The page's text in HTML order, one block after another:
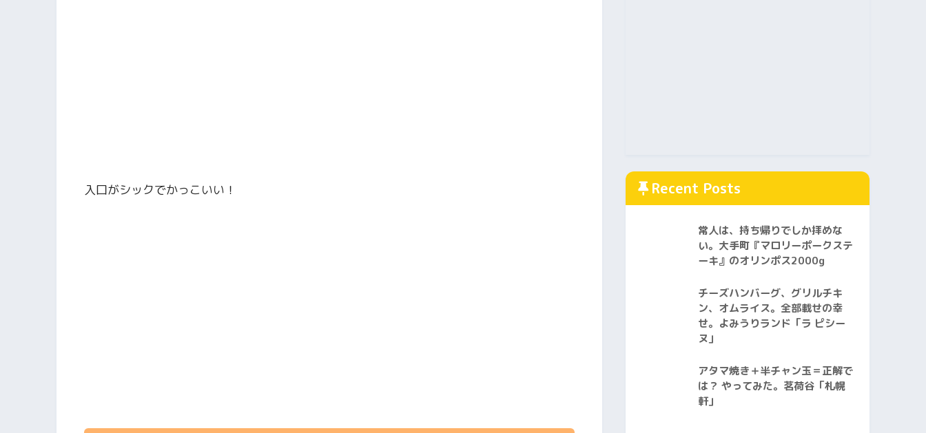
入口がシックでかっこいい！ Recent Posts
常人は、持ち帰りでしか拝めな
い。大手町『マロリーポークステ
ーキ』のオリンポス2000g
チーズハンバーグ、グリルチキ
ン、オムライス。全部載せの幸
せ。よみうりランド「ラ ピシー
ヌ」
アタマ焼き＋半チャン玉＝正解で
は？ やってみた。茗荷谷「札幌
軒」